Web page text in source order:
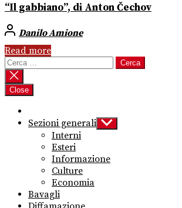
“Il gabbiano”, di Anton Čechov
Danilo Amione
Read more
Ricerca
per:
Close
Sezioni generali Show
sub
Interni
Esteri
Informazione
Culture
Economia
Bavagli